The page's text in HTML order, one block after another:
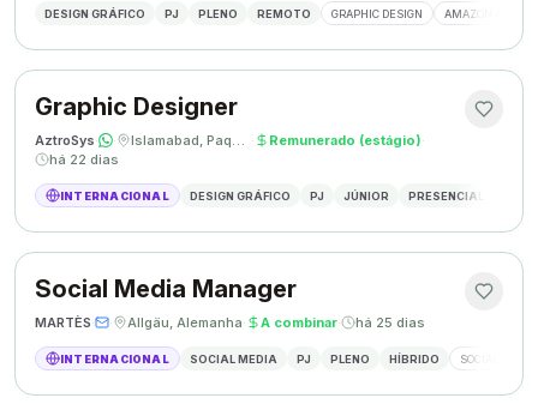
DESIGN GRÁFICO PJ PLENO REMOTO GRAPHIC DESIGN AMAZON A+
Graphic Designer
AztroSys· · Islamabad, Paquistão · Remunerado (estágio)·
há 22 dias
INTERNACIONAL DESIGN GRÁFICO PJ JÚNIOR PRESENCIAL
Social Media Manager
MARTÈS· · Allgäu, Alemanha· A combinar· há 25 dias
INTERNACIONAL SOCIAL MEDIA PJ PLENO HÍBRIDO SOCIAL MEDIA